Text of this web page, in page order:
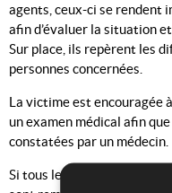
agents, ceux-ci se rendent
afin d’évaluer la situation
Sur place, ils repèrent les
personnes concernées.
La victime est encouragée
un examen médical afin
constatées par un médecin.
Si tous les critères